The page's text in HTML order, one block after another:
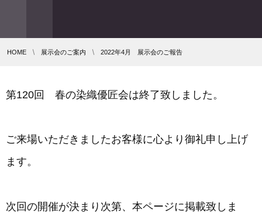
HOME 展示会のご案内 2022年4月 展示会のご報告
第120回 春の染織優匠会は終了致しました。
ご来場いただきましたお客様に心より御礼申し上げ
ます。
次回の開催が決まり次第、本ページに掲載致しま